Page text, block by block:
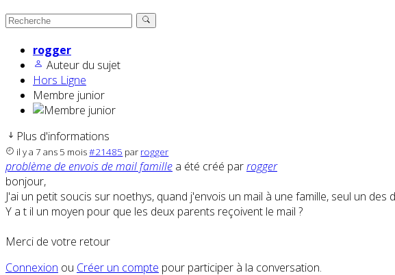
rogger
Auteur du sujet
Hors Ligne
Membre junior
Plus d'informations
il y a 7 ans 5 mois#21485 par rogger
problème de envois de mail famille a été créé parrogger
bonjour,
J'ai un petit soucis sur noethys, quand j'envois un mail à une famille, seul un
Y a t il un moyen pour que les deux parents reçoivent le mail ?
Merci de votre retour
Connexion ou Créer un compte pour participer à la conversation.